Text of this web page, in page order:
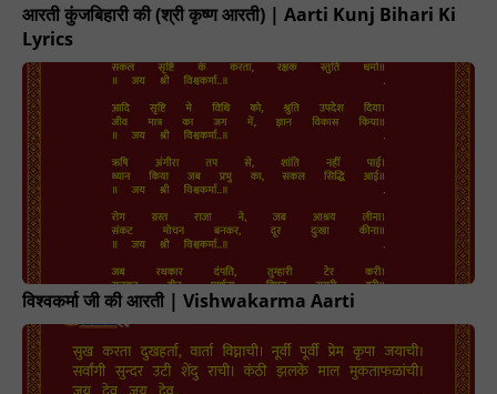
आरती कुंजबिहारी की (श्री कृष्ण आरती) | Aarti Kunj Bihari Ki
Lyrics
विश्वकर्मा जी की आरती | Vishwakarma Aarti